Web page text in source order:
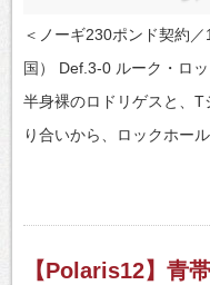
＜ノーギ230ポンド契約
国） Def.3-0 ルーク・ロ
半身裸のロドリゲスと、
り合いから、ロックホー
【Polaris12】青